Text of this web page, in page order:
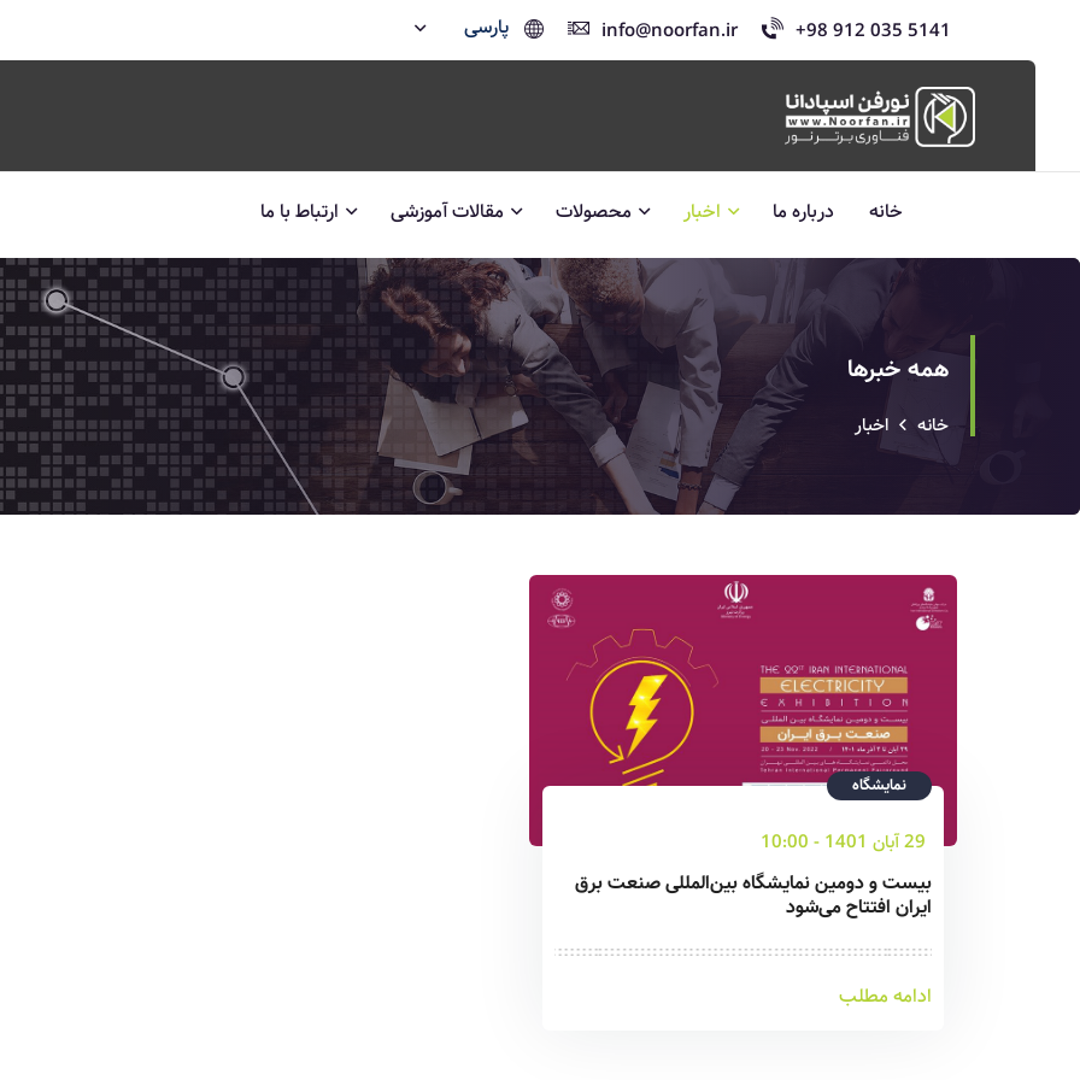
+98 912 035 5141
info@noorfan.ir پارسی
خانه درباره ما اخبار محصولات مقالات آموزشی ارتباط با ما
همه خبرها
خانه اخبار
نمایشگاه
29 آبان 1401 - 10:00
بیست و ‌دومین نمایشگاه بین‌المللی صنعت برق
ایران افتتاح می‌شود
ادامه مطلب